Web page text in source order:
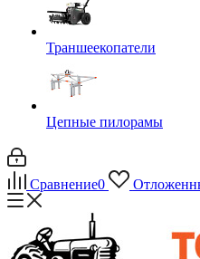
Траншеекопатели
Цепные пилорамы
Сравнение0